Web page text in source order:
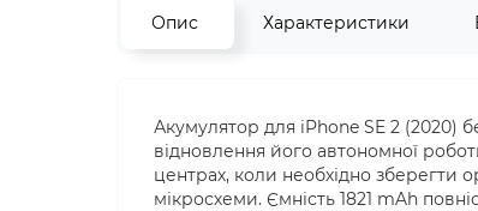
Опис Характеристики
Акумулятор для iPhone SE 2 (2020)
відновлення його автономної
центрах, коли необхідно зберегти
мікросхеми. Ємність 1821 mAh